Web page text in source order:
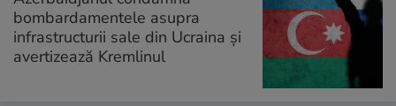
bombardamentele asupra
infrastructurii sale din Ucraina și
avertizează Kremlinul